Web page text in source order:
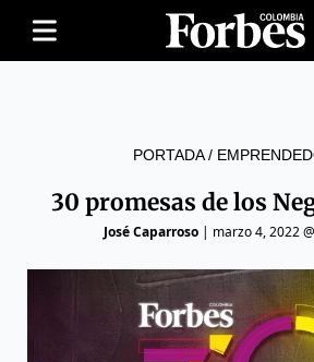
PORTADA/
30 promesas de los
José Caparroso| marzo 4, 2022